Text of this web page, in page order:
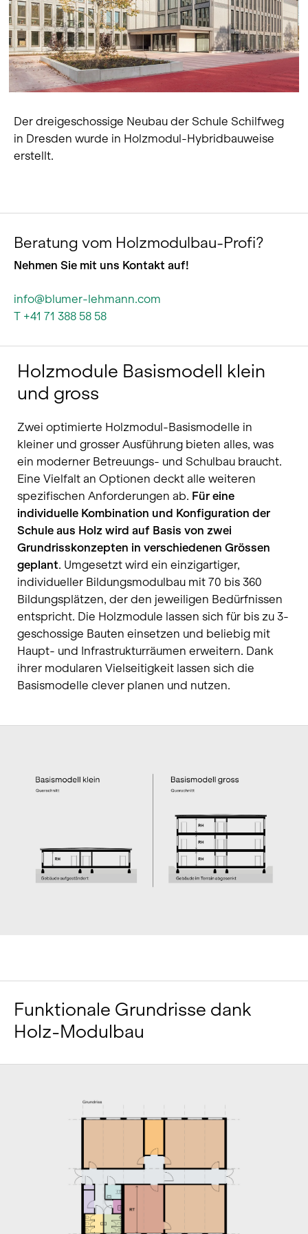
Der dreigeschossige Neubau der Schule Schilfweg
in Dresden wurde in Holzmodul-Hybridbauweise
erstellt.
Beratung vom Holzmodulbau-Profi?
Nehmen Sie mit uns Kontakt auf!
info@blumer-lehmann.com
T +41 71 388 58 58
Holzmodule Basismodell klein
und gross
Zwei optimierte Holzmodul-Basismodelle in
kleiner und grosser Ausführung bieten alles, was
ein moderner Betreuungs- und Schulbau braucht.
Eine Vielfalt an Optionen deckt alle weiteren
spezifischen Anforderungen ab. Für eine
individuelle Kombination und Konfiguration der
Schule aus Holz wird auf Basis von zwei
Grundrisskonzepten in verschiedenen Grössen
geplant. Umgesetzt wird ein einzigartiger,
individueller Bildungsmodulbau mit 70 bis 360
Bildungsplätzen, der den jeweiligen Bedürfnissen
entspricht. Die Holzmodule lassen sich für bis zu 3-
geschossige Bauten einsetzen und beliebig mit
Haupt- und Infrastrukturräumen erweitern. Dank
ihrer modularen Vielseitigkeit lassen sich die
Basismodelle clever planen und nutzen.
Funktionale Grundrisse dank
Holz-Modulbau